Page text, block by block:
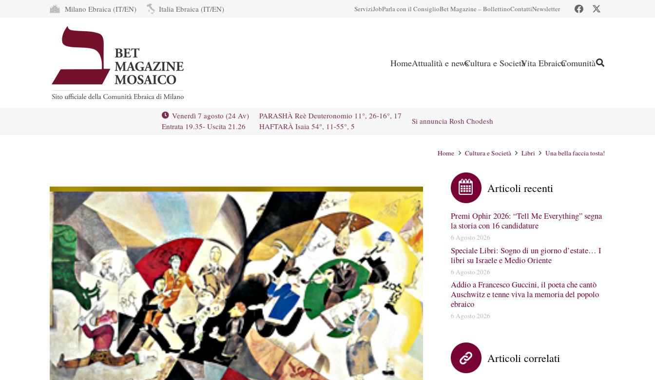
Milano Ebraica (IT/EN) Italia Ebraica (IT/EN) ServiziJobParla con il ConsiglioBet Magazine – BollettinoContattiNewsletter
HomeAttualità e newsCultura e SocietàVita EbraicaComunità
Venerdì 7 agosto (24 Av)
Entrata 19.35- Uscita 21.26
PARASHÀ Reè Deuteronomio 11°, 26-16°, 17
HAFTARÀ Isaia 54°, 11-55°, 5
Si annuncia Rosh Chodesh
Home Cultura e Società Libri Una bella faccia tosta!
Articoli recenti
Premi Ophir 2026: “Tell Me Everything” segna
la storia con 16 candidature
6 Agosto 2026
Speciale Libri: Sogno di un giorno d’estate… I
libri su Israele e Medio Oriente
6 Agosto 2026
Addio a Francesco Guccini, il poeta che cantò
Auschwitz e tenne viva la memoria del popolo
ebraico
6 Agosto 2026
Articoli correlati